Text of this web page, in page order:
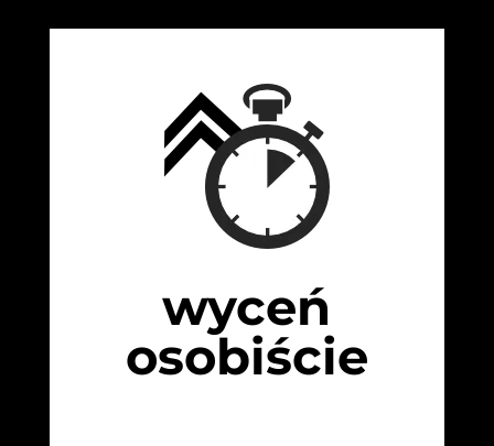
wyceń
osobiście